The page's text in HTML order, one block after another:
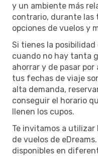
y un ambiente más
contrario, durante las
opciones de vuelos y
Si tienes la
cuando no hay tanta
ahorrar y de pasar
tus fechas de viaje
alta demanda,
conseguir el horario
llenen los cupos.
Te invitamos a
de vuelos de
disponibles en